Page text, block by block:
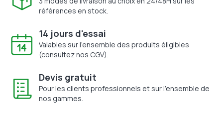
références en stock.
14 jours d'essai
Valables sur l'ensemble des produits éligibles
(consultez nos CGV).
Devis gratuit
Pour les clients professionnels et sur l'ensemble de
nos gammes.